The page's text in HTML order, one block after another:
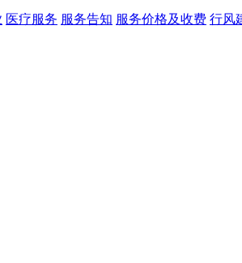
医疗服务 服务告知 服务价格及收费 行风